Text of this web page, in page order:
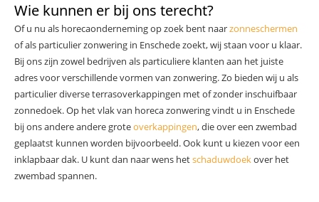
Wie kunnen er bij ons terecht?
Of u nu als horecaonderneming op zoek bent naarzonneschermen
of als particulier zonwering in Enschede zoekt, wij staan voor u klaar.
Bij ons zijn zowel bedrijven als particuliere klanten aan het juiste
adres voor verschillende vormen van zonwering. Zo bieden wij u als
particulier diverse terrasoverkappingen met of zonder inschuifbaar
zonnedoek. Op het vlak van horeca zonwering vindt u in Enschede
bij ons andere andere groteoverkappingen, die over een zwembad
geplaatst kunnen worden bijvoorbeeld. Ook kunt u kiezen voor een
inklapbaar dak. U kunt dan naar wens hetschaduwdoekover het
zwembad spannen.